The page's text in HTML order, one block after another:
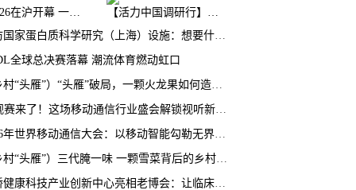
BW2026在沪开幕 一众次元品牌集中发布全新企划
【活力中国调研行】上海机器人研究院以技术标准撬动长三角智造协同
探访国家蛋白质科学研究（上海）设施：想要什么蛋白 AI直接设计合成
全球总决赛落幕 潮流体育燃动虹口
（乡村“头雁”）“头雁”破局，一颗火龙果如何造就沪上乡村特色产业化路径
AI观赛来了！这场移动通信行业盛会解锁视听新玩法
2026年世界移动通信大会：以移动智能勾勒无界普惠新愿景
（乡村“头雁”）三代腌一味 一颗雪菜背后的乡村致富经
虹桥健康科技产业创新中心亮相老博会：让临床“需求”定义银发经济新生态